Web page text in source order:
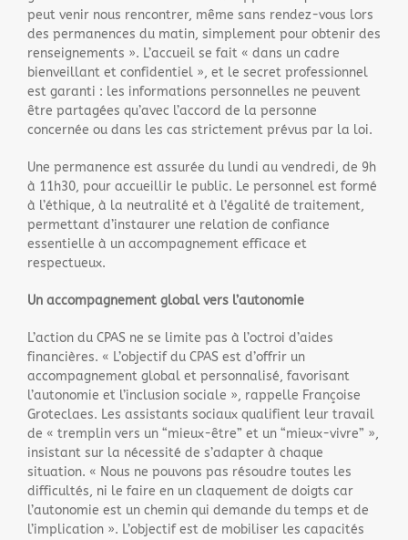
peut venir nous rencontrer, même sans rendez-vous lors
des permanences du matin, simplement pour obtenir des
renseignements ». L’accueil se fait « dans un cadre
bienveillant et confidentiel », et le secret professionnel
est garanti : les informations personnelles ne peuvent
être partagées qu’avec l’accord de la personne
concernée ou dans les cas strictement prévus par la loi.
Une permanence est assurée du lundi au vendredi, de 9h
à 11h30, pour accueillir le public. Le personnel est formé
à l’éthique, à la neutralité et à l’égalité de traitement,
permettant d’instaurer une relation de confiance
essentielle à un accompagnement efficace et
respectueux.
Un accompagnement global vers l’autonomie
L’action du CPAS ne se limite pas à l’octroi d’aides
financières. « L’objectif du CPAS est d’offrir un
accompagnement global et personnalisé, favorisant
l’autonomie et l’inclusion sociale », rappelle Françoise
Groteclaes. Les assistants sociaux qualifient leur travail
de « tremplin vers un “mieux-être” et un “mieux-vivre” »,
insistant sur la nécessité de s’adapter à chaque
situation. « Nous ne pouvons pas résoudre toutes les
difficultés, ni le faire en un claquement de doigts car
l’autonomie est un chemin qui demande du temps et de
l’implication ». L’objectif est de mobiliser les capacités